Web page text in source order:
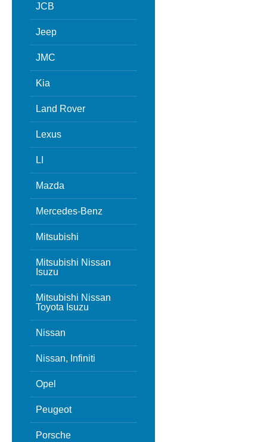
JCB
Jeep
JMC
Kia
Land Rover
Lexus
LI
Mazda
Mercedes-Benz
Mitsubishi
Mitsubishi Nissan
Isuzu
Mitsubishi Nissan
Toyota Isuzu
Nissan
Nissan, Infiniti
Opel
Peugeot
Porsche